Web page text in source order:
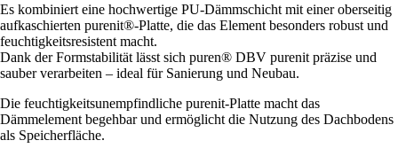
Es kombiniert eine hochwertige PU-Dämmschicht mit einer oberseitig
aufkaschierten purenit®-Platte, die das Element besonders robust und
feuchtigkeitsresistent macht.
Dank der Formstabilität lässt sich puren® DBV purenit präzise und
sauber verarbeiten – ideal für Sanierung und Neubau.
Die feuchtigkeitsunempfindliche purenit-Platte macht das
Dämmelement begehbar und ermöglicht die Nutzung des Dachbodens
als Speicherfläche.